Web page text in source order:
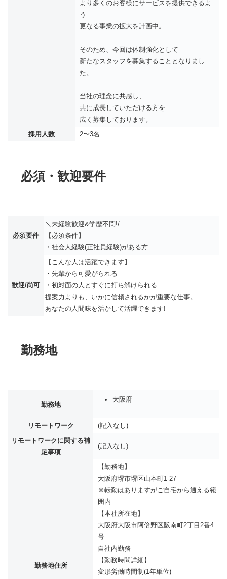
より多くのお客様にサービスを提供できるよ
う
更なる事業の拡大を計画中。
そのため、今回は体制強化として
新たなスタッフを募集することとなりまし
た。
当社の理念に共感し、
共に成長していただける方を
広く募集しております。
採用人数
2〜3名
必須・歓迎要件
必須要件
＼未経験歓迎&学歴不問!/
【必須条件】
・社会人経験(正社員経験)がある方
歓迎/尚可
【こんな人は活躍できます】
・先輩から可愛がられる
・初対面の人とすぐに打ち解けられる
提案力よりも、いかに信頼されるかが重要な仕事。
あなたの人間味を活かして活躍できます!
勤務地
勤務地
大阪府
リモートワーク
(記入なし)
リモートワークに関する補
足事項
(記入なし)
勤務地住所
【勤務地】
大阪府堺市堺区山本町1-27
※転勤はありますがご自宅から通える範
囲内
【本社所在地】
大阪府大阪市阿倍野区阪南町2丁目2番4
号
自社内勤務
【勤務時間詳細】
変形労働時間制(1年単位)